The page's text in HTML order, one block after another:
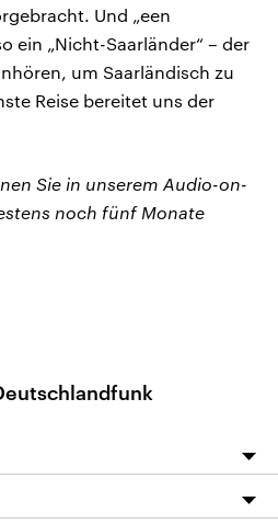
Und „een
ein „Nicht-Saarländer“ – der
um Saarländisch zu
Reise bereitet uns der
Sie in unserem Audio-on-
noch fünf Monate